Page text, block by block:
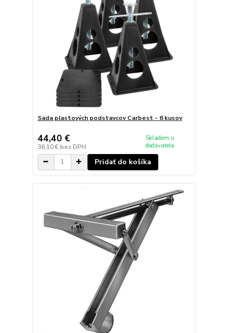
Sada plastových podstavcov Carbest - 8 kusov
44,40 €
36,10 € bez DPH
Skladom u
dodávateľa
Pridať do košíka